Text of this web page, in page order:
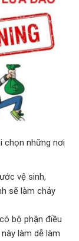
chọn những nơi
vệ sinh,
sẽ làm chảy
bộ phận điều
làm dễ làm